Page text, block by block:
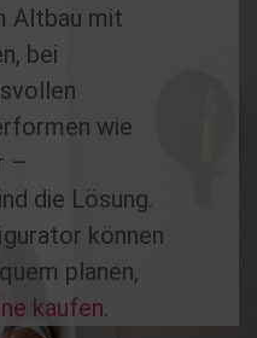
Altbau mit
bei
wie
–
die Lösung.
können
planen,
kaufen.